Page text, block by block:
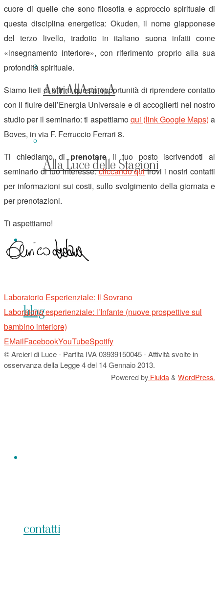
AstriAllAnimA
Alla Luce delle Stagioni
blog
contatti
cuore di quelle che sono filosofia e approccio spirituale di
questa disciplina energetica: Okuden, il nome giapponese
del terzo livello, tradotto in italiano suona infatti come
«insegnamento interiore», con riferimento proprio alla sua
profondità spirituale.
Siamo lieti di offrirti questa opportunità di riprendere contatto
con il fluire dell’Energia Universale e di accoglierti nel nostro
studio per il seminario: ti aspettiamoqui (link Google Maps) a
Boves, in via F. Ferruccio Ferrari 8.
Ti chiediamo diprenotareil tuo posto iscrivendoti al
seminario di tuo interesse:cliccando quitrovi i nostri contatti
per informazioni sui costi, sullo svolgimento della giornata e
per prenotazioni.
Ti aspettiamo!
Laboratorio Esperienziale: Il Sovrano
Laboratorio esperienziale: l’Infante (nuove prospettive sul
bambino interiore)
Torna
in
alto
EMailFacebookYouTubeSpotify
© Arcieri di Luce - Partita IVA 03939150045 - Attività svolte in
osservanza della Legge 4 del 14 Gennaio 2013.
Powered by Fluida& WordPress.